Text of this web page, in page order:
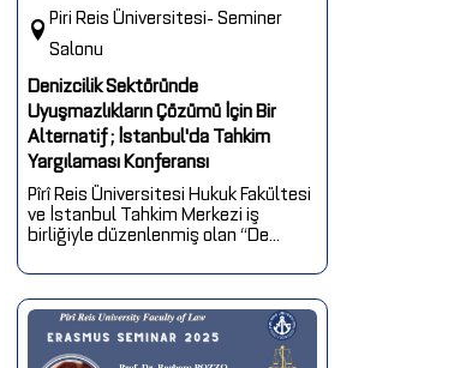
Piri Reis Üniversitesi- Seminer
Salonu
Denizcilik Sektöründe
Uyuşmazlıkların Çözümü İçin Bir
Alternatif ; İstanbul'da Tahkim
Yargılaması Konferansı
Pîrî Reis Üniversitesi Hukuk Fakültesi
ve İstanbul Tahkim Merkezi iş
birliğiyle düzenlenmiş olan “De...